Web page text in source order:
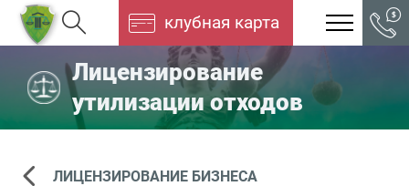
клубная карта
Лицензирование
утилизации отходов
ЛИЦЕНЗИРОВАНИЕ БИЗНЕСА